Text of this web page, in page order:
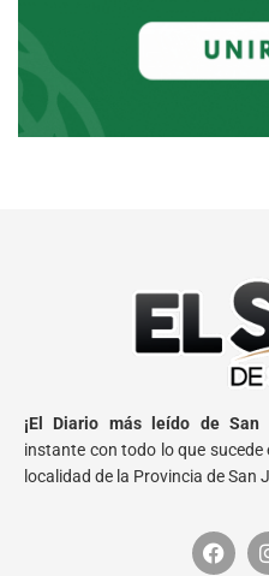
¡El Diario más leído de San
instante con todo lo que
localidad de la Provincia de San